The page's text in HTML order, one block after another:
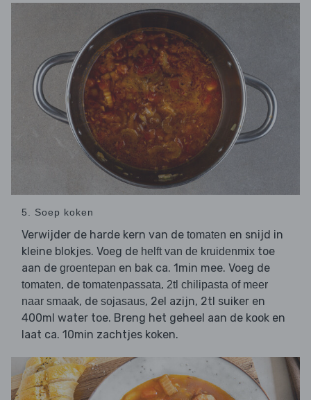
5. Soep koken
Verwijder de harde kern van de tomaten en snijd in
kleine blokjes. Voeg de helft van de kruidenmix toe
aan de groentepan en bak ca. 1min mee. Voeg de
tomaten, de tomatenpassata, 2tl chilipasta of meer
naar smaak, de sojasaus, 2el azijn, 2tl suiker en
400ml water toe. Breng het geheel aan de kook en
laat ca. 10min zachtjes koken.